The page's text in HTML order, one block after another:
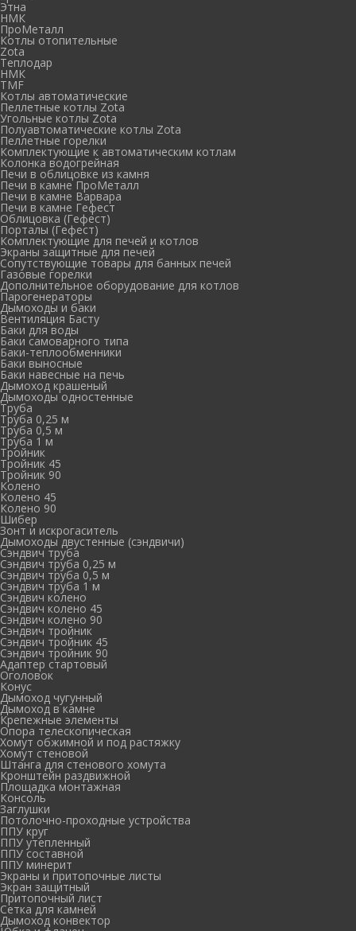
Этна
НМК
ПроМеталл
Котлы отопительные
Zota
Теплодар
НМК
TMF
Котлы автоматические
Пеллетные котлы Zota
Угольные котлы Zota
Полуавтоматические котлы Zota
Пеллетные горелки
Комплектующие к автоматическим котлам
Колонка водогрейная
Печи в облицовке из камня
Печи в камне ПроМеталл
Печи в камне Варвара
Печи в камне Гефест
Облицовка (Гефест)
Порталы (Гефест)
Комплектующие для печей и котлов
Экраны защитные для печей
Сопутствующие товары для банных печей
Газовые горелки
Дополнительное оборудование для котлов
Парогенераторы
Дымоходы и баки
Вентиляция Басту
Баки для воды
Баки самоварного типа
Баки-теплообменники
Баки выносные
Баки навесные на печь
Дымоход крашеный
Дымоходы одностенные
Труба
Труба 0,25 м
Труба 0,5 м
Труба 1 м
Тройник
Тройник 45
Тройник 90
Колено
Колено 45
Колено 90
Шибер
Зонт и искрогаситель
Дымоходы двустенные (сэндвичи)
Сэндвич труба
Сэндвич труба 0,25 м
Сэндвич труба 0,5 м
Сэндвич труба 1 м
Сэндвич колено
Сэндвич колено 45
Сэндвич колено 90
Сэндвич тройник
Сэндвич тройник 45
Сэндвич тройник 90
Адаптер стартовый
Оголовок
Конус
Дымоход чугунный
Дымоход в камне
Крепежные элементы
Опора телескопическая
Хомут обжимной и под растяжку
Хомут стеновой
Штанга для стенового хомута
Кронштейн раздвижной
Площадка монтажная
Консоль
Заглушки
Потолочно-проходные устройства
ППУ круг
ППУ утепленный
ППУ составной
ППУ минерит
Экраны и притопочные листы
Экран защитный
Притопочный лист
Сетка для камней
Дымоход конвектор